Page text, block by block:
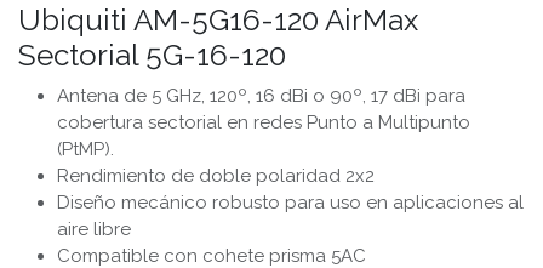
Ubiquiti AM-5G16-120 AirMax
Sectorial 5G-16-120
Antena de 5 GHz, 120º, 16 dBi o 90º, 17 dBi para
cobertura sectorial en redes Punto a Multipunto
(PtMP).
Rendimiento de doble polaridad 2x2
Diseño mecánico robusto para uso en aplicaciones al
aire libre
Compatible con cohete prisma 5AC